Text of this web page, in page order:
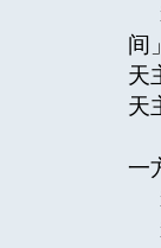
间
天
天
一